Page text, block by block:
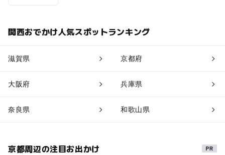
関西おでかけ人気スポットランキング
滋賀県 京都府
大阪府 兵庫県
奈良県 和歌山県
京都周辺の注目お出かけ